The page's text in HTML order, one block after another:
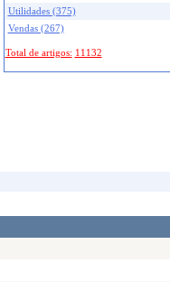
Utilidades (375)
Vendas (267)
Total de artigos: 11132